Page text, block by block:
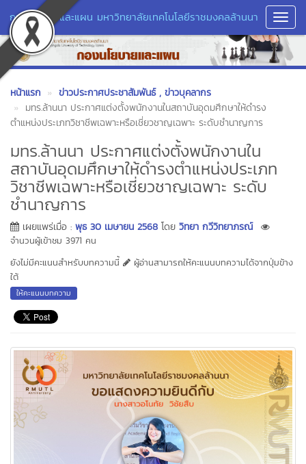
กองนโยบายและแผน มหาวิทยาลัยเทคโนโลยีราชมงคลล้านนา
หน้าแรก ข่าวประกาศประชาสัมพันธ์ , ข่าวบุคลากร
มทร.ล้านนา ประกาศแต่งตั้งพนักงานในสถาบันอุดมศึกษาให้ดำรง
ตำแหน่งประเภทวิชาชีพเฉพาะหรือเชี่ยวชาญเฉพาะ ระดับชำนาญการ
มทร.ล้านนา ประกาศแต่งตั้งพนักงานใน
สถาบันอุดมศึกษาให้ดำรงตำแหน่งประเภท
วิชาชีพเฉพาะหรือเชี่ยวชาญเฉพาะ ระดับ
ชำนาญการ
เผยแพร่เมื่อ : พุธ 30 เมษายน 2568 โดย วิทยา กวีวิทยาภรณ์
จำนวนผู้เข้าชม 3971 คน
ยังไม่มีคะแนนสำหรับบทความนี้
ผู้อ่านสามารถให้คะแนนบทความได้จากปุ่มข้าง
ใต้
ให้คะแนนบทความ